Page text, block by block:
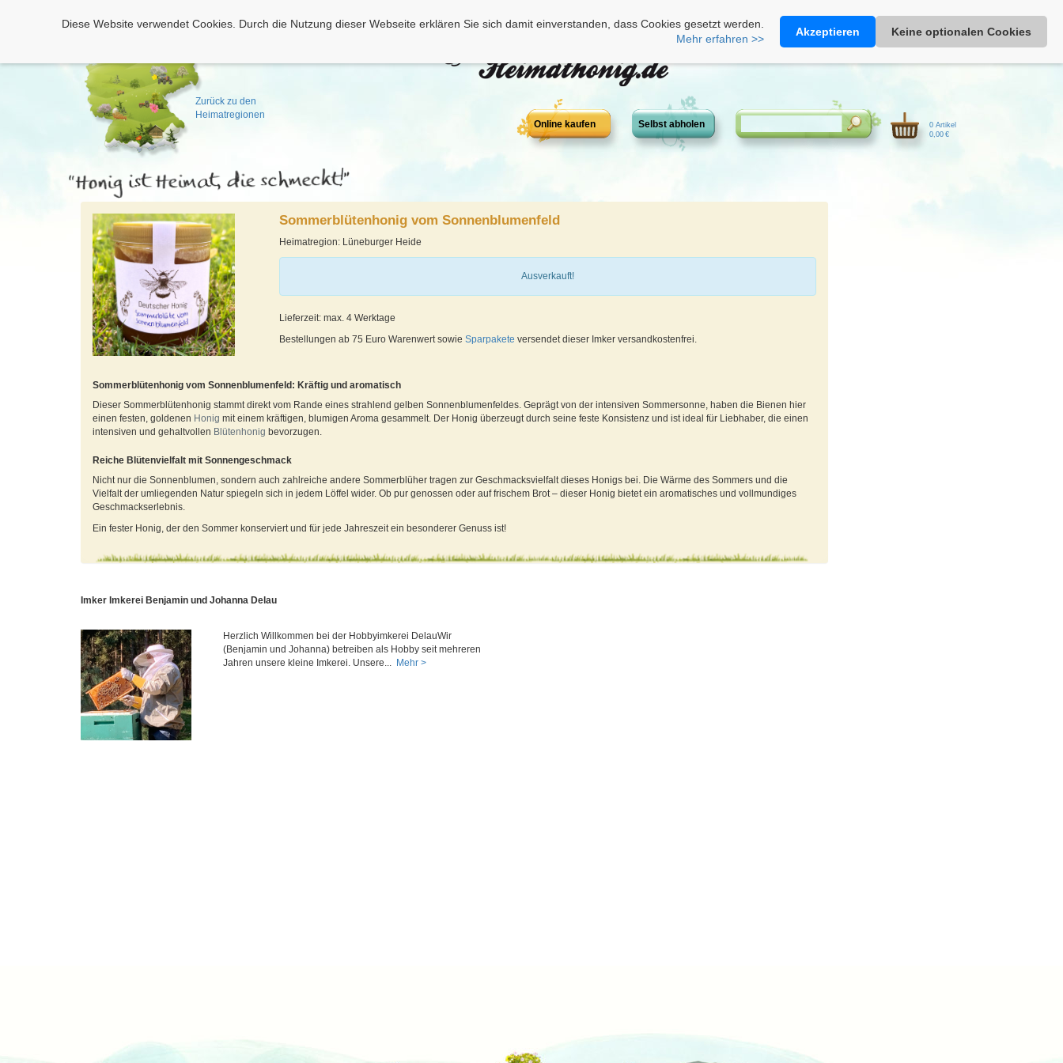
Zurück zu den
Heimatregionen
Heimathonig auf Facebook|Kunden-Login|Warenkorb
Diese Website verwendet Cookies. Durch die Nutzung dieser Webseite erklären Sie sich damit einverstanden, dass Cookies gesetzt werden.
Mehr erfahren >>
Akzeptieren Keine optionalen Cookies
Online kaufen Selbst abholen
0 Artikel
0,00 €
Sommerblütenhonig vom Sonnenblumenfeld
Heimatregion: Lüneburger Heide
Ausverkauft!
Lieferzeit: max. 4 Werktage
Bestellungen ab 75 Euro Warenwert sowieSparpakete versendet dieser Imker versandkostenfrei.
Sommerblütenhonig vom Sonnenblumenfeld: Kräftig und aromatisch
Dieser Sommerblütenhonig stammt direkt vom Rande eines strahlend gelben Sonnenblumenfeldes. Geprägt von der intensiven Sommersonne, haben die Bienen hier
einen festen, goldenen Honig mit einem kräftigen, blumigen Aroma gesammelt. Der Honig überzeugt durch seine feste Konsistenz und ist ideal für Liebhaber, die einen
intensiven und gehaltvollen Blütenhonig bevorzugen.
Reiche Blütenvielfalt mit Sonnengeschmack
Nicht nur die Sonnenblumen, sondern auch zahlreiche andere Sommerblüher tragen zur Geschmacksvielfalt dieses Honigs bei. Die Wärme des Sommers und die
Vielfalt der umliegenden Natur spiegeln sich in jedem Löffel wider. Ob pur genossen oder auf frischem Brot – dieser Honig bietet ein aromatisches und vollmundiges
Geschmackserlebnis.
Ein fester Honig, der den Sommer konserviert und für jede Jahreszeit ein besonderer Genuss ist!
Imker Imkerei Benjamin und Johanna Delau
Herzlich Willkommen bei der Hobbyimkerei DelauWir
(Benjamin und Johanna) betreiben als Hobby seit mehreren
Jahren unsere kleine Imkerei. Unsere... Mehr >